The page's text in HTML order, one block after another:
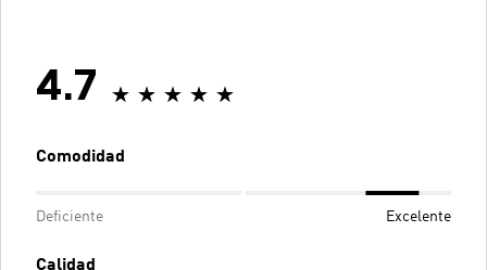
4.7
Comodidad
Deficiente Excelente
Calidad